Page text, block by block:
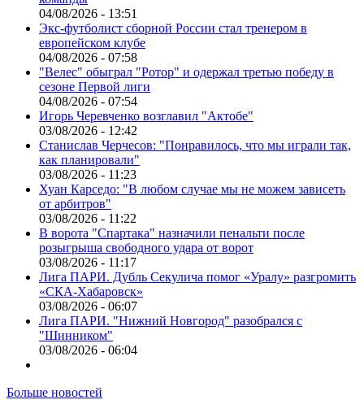
04/08/2026 - 13:51
Экс-футболист сборной России стал тренером в
европейском клубе
04/08/2026 - 07:58
"Велес" обыграл "Ротор" и одержал третью победу в
сезоне Первой лиги
04/08/2026 - 07:54
Игорь Черевченко возглавил "Актобе"
03/08/2026 - 12:42
Станислав Черчесов: "Понравилось, что мы играли так,
как планировали"
03/08/2026 - 11:23
Хуан Карседо: "В любом случае мы не можем зависеть
от арбитров"
03/08/2026 - 11:22
В ворота "Спартака" назначили пенальти после
розыгрыша свободного удара от ворот
03/08/2026 - 11:17
Лига ПАРИ. Дубль Секулича помог «Уралу» разгромить
«СКА-Хабаровск»
03/08/2026 - 06:07
Лига ПАРИ. "Нижний Новгород" разобрался с
"Шинником"
03/08/2026 - 06:04
Больше новостей